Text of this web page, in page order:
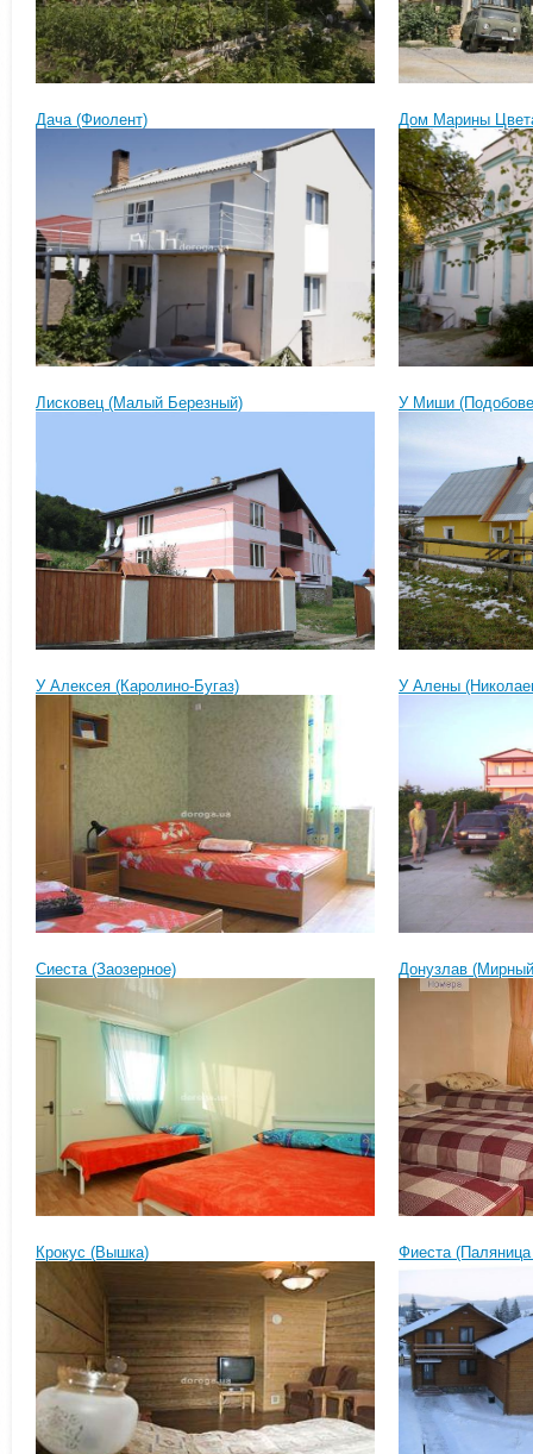
Дача (Фиолент) Дом Марины
Лисковец (Малый Березный) У Миши
У Алексея (Каролино-Бугаз) У Алены
Сиеста (Заозерное) Донузлав
Крокус (Вышка) Фиеста